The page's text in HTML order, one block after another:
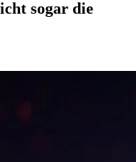
sogar die